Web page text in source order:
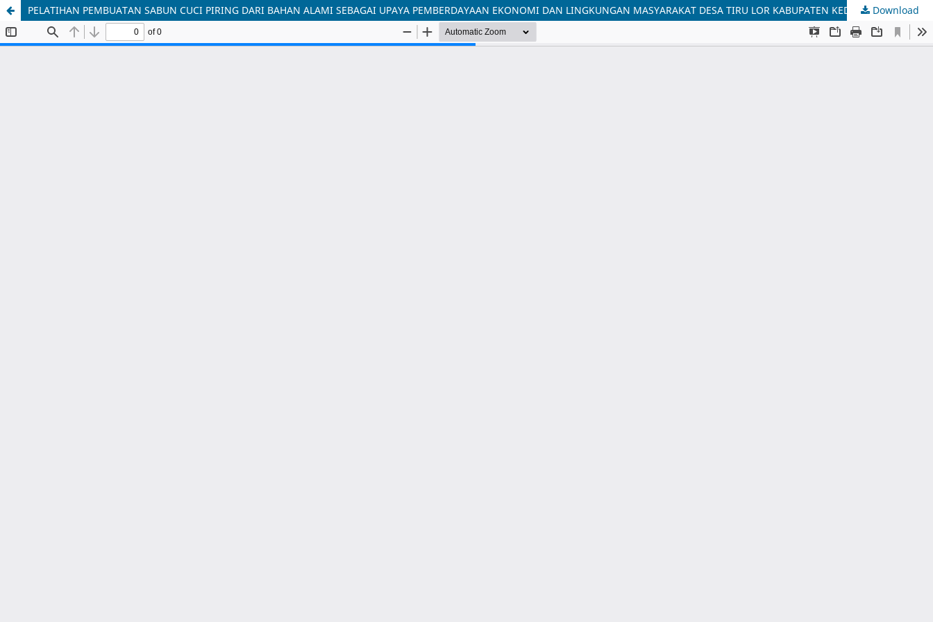
PELATIHAN PEMBUATAN SABUN CUCI PIRING DARI BAHAN ALAMI SEBAGAI UPAYA PEMBERDAYAAN EKONOMI DAN LINGKUNGAN MASYARAKAT DESA TIRU LOR KABUPATEN KEDIRI Download